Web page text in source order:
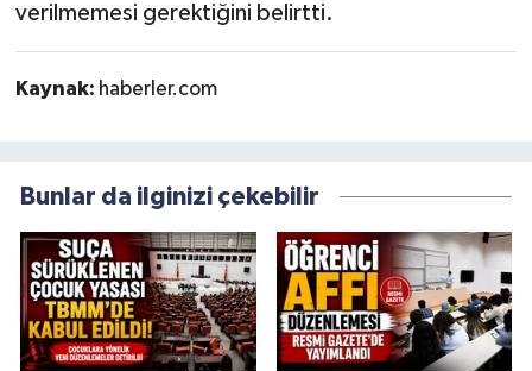
verilmemesi gerektiğini belirtti.
Kaynak: haberler.com
Bunlar da ilginizi çekebilir